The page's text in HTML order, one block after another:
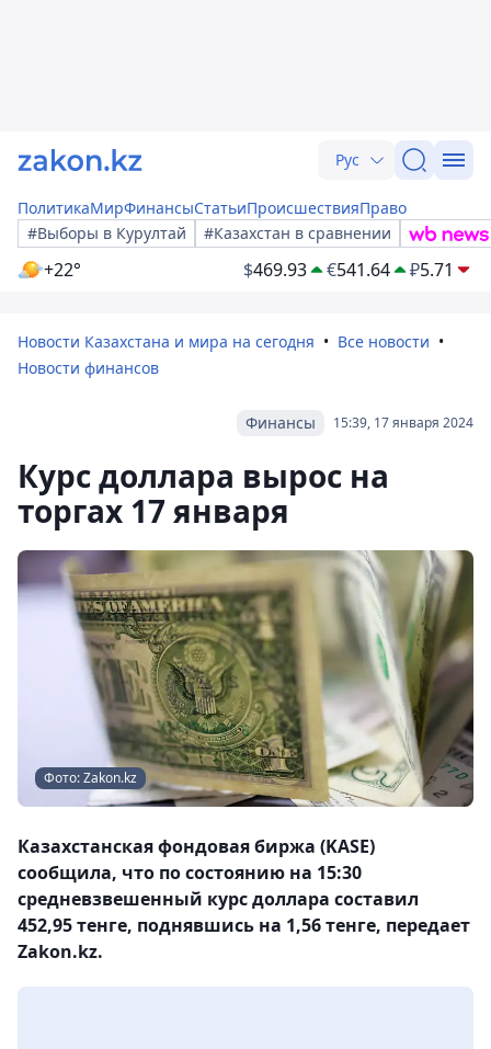
Рус
ПолитикаМирФинансыСтатьиПроисшествияПраво
#Выборы в Курултай
#Казахстан в сравнении
+22° $469.93 €541.64 ₽5.71
Новости Казахстана и мира на сегодня
Все новости
Новости финансов
15:39, 17 января 2024
Финансы
Курс доллара вырос на
торгах 17 января
Фото: Zakon.kz
Казахстанская фондовая биржа (KASE)
сообщила, что по состоянию на 15:30
средневзвешенный курс доллара составил
452,95 тенге, поднявшись на 1,56 тенге, передает
Zakon.kz.